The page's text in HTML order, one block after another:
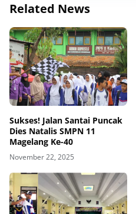
Related News
Sukses! Jalan Santai Puncak
Dies Natalis SMPN 11
Magelang Ke-40
November 22, 2025